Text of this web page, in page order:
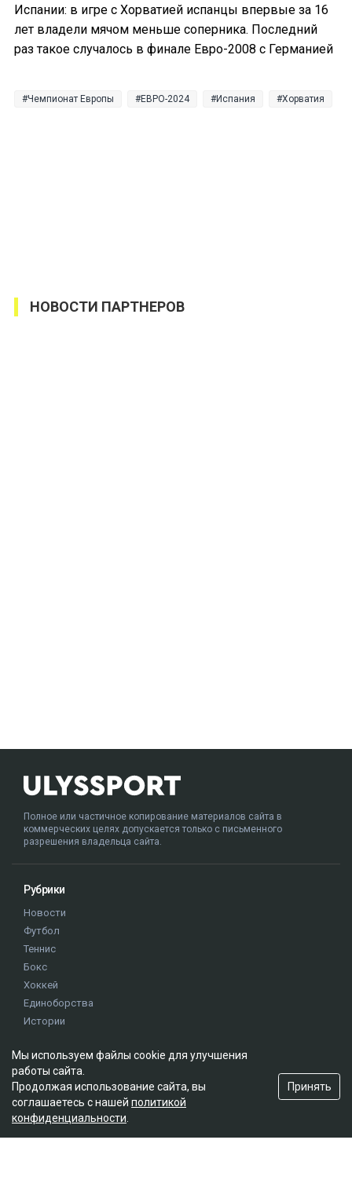
Испании: в игре с Хорватией испанцы впервые за 16
лет владели мячом меньше соперника. Последний
раз такое случалось в финале Евро-2008 с Германией
Чемпионат Европы ЕВРО-2024 Испания Хорватия
НОВОСТИ ПАРТНЕРОВ
Полное или частичное копирование материалов сайта в
коммерческих целях допускается только с письменного
разрешения владельца сайта.
Рубрики
Новости
Футбол
Теннис
Бокс
Хоккей
Единоборства
Истории
Редакция
О проекте
Правила сайта
Мы используем файлы cookie для улучшения
работы сайта.
Продолжая использование сайта, вы
соглашаетесь с нашей политикой
конфиденциальности
Принять